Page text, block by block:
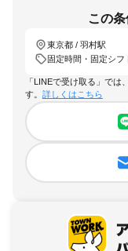
この
東京都 / 羽村駅
固定時間・固定シフ
「LINEで受け取る」で
す。 詳しくはこちら